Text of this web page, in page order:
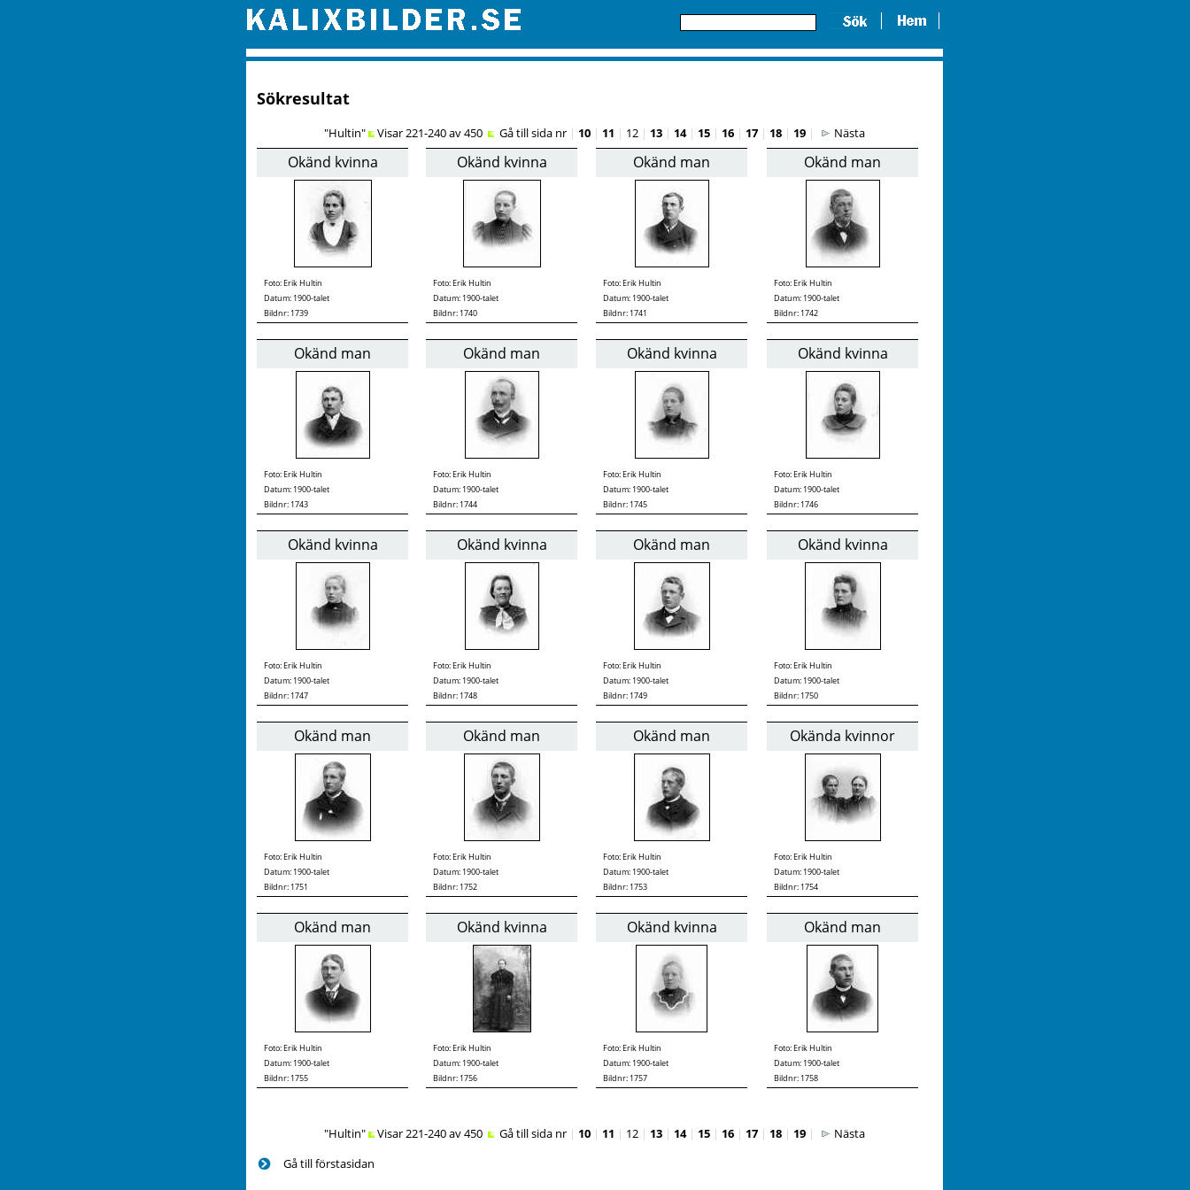
Sökresultat
"Hultin" Visar 221-240 av 450 Gå till sida nr | 10 | 11 | 12 | 13 | 14 | 15 | 16 | 17 | 18 | 19 | Nästa
Okänd kvinna
Foto:Erik Hultin
Datum: 1900-talet
Bildnr: 1739
Okänd kvinna
Foto:Erik Hultin
Datum: 1900-talet
Bildnr: 1740
Okänd man
Foto:Erik Hultin
Datum: 1900-talet
Bildnr: 1741
Okänd man
Foto:Erik Hultin
Datum: 1900-talet
Bildnr: 1742
Okänd man
Foto:Erik Hultin
Datum: 1900-talet
Bildnr: 1743
Okänd man
Foto:Erik Hultin
Datum: 1900-talet
Bildnr: 1744
Okänd kvinna
Foto:Erik Hultin
Datum: 1900-talet
Bildnr: 1745
Okänd kvinna
Foto:Erik Hultin
Datum: 1900-talet
Bildnr: 1746
Okänd kvinna
Foto:Erik Hultin
Datum: 1900-talet
Bildnr: 1747
Okänd kvinna
Foto:Erik Hultin
Datum: 1900-talet
Bildnr: 1748
Okänd man
Foto:Erik Hultin
Datum: 1900-talet
Bildnr: 1749
Okänd kvinna
Foto:Erik Hultin
Datum: 1900-talet
Bildnr: 1750
Okänd man
Foto:Erik Hultin
Datum: 1900-talet
Bildnr: 1751
Okänd man
Foto:Erik Hultin
Datum: 1900-talet
Bildnr: 1752
Okänd man
Foto:Erik Hultin
Datum: 1900-talet
Bildnr: 1753
Okända kvinnor
Foto:Erik Hultin
Datum: 1900-talet
Bildnr: 1754
Okänd man
Foto:Erik Hultin
Datum: 1900-talet
Bildnr: 1755
Okänd kvinna
Foto:Erik Hultin
Datum: 1900-talet
Bildnr: 1756
Okänd kvinna
Foto:Erik Hultin
Datum: 1900-talet
Bildnr: 1757
Okänd man
Foto:Erik Hultin
Datum: 1900-talet
Bildnr: 1758
"Hultin" Visar 221-240 av 450 Gå till sida nr | 10 | 11 | 12 | 13 | 14 | 15 | 16 | 17 | 18 | 19 |
Nästa
Gå till förstasidan